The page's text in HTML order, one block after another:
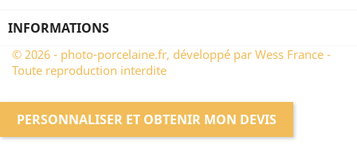
INFORMATIONS
© 2026 - photo-porcelaine.fr, développé par Wess France -
Toute reproduction interdite
PERSONNALISER ET OBTENIR MON DEVIS